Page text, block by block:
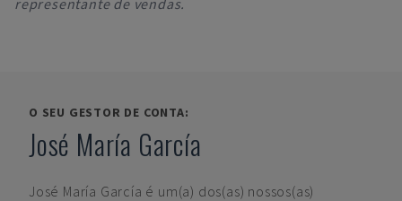
representante de vendas.
O SEU GESTOR DE CONTA:
José María García
José María García é um(a) dos(as) nossos(as)